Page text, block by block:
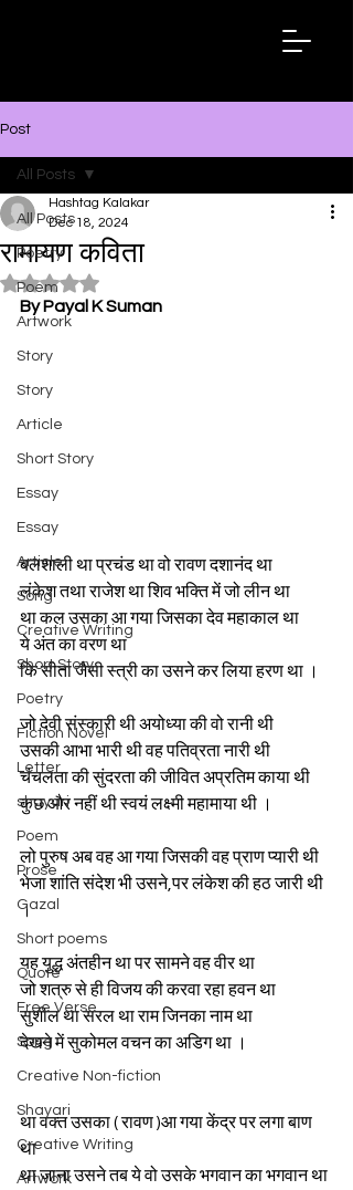
Post
All Posts
Poetry
Poem
Artwork
Story
Story
Article
Short Story
Essay
Essay
Article
Song
Creative Writing
Short Story
Poetry
Fiction Novel
Letter
shayari
Poem
Prose
Gazal
Short poems
Quote
Free Verse
Song
Creative Non-fiction
Shayari
Creative Writing
Artwork
All Posts
रामायण कविता
Hashtag Kalakar
Dec 18, 2024
Rated NaN out of 5 stars.
By Payal K Suman
बलशाली था प्रचंड था वो रावण दशानंद था
लंकेश तथा राजेश था शिव भक्ति में जो लीन था
था कल उसका आ गया जिसका देव महाकाल था
ये अंत का वरण था
कि सीता जैसी स्त्री का उसने कर लिया हरण था ।
जो देवी संस्कारी थी अयोध्या की वो रानी थी
उसकी आभा भारी थी वह पतिव्रता नारी थी
चंचलता की सुंदरता की जीवित अप्रतिम काया थी
कुछ और नहीं थी स्वयं लक्ष्मी महामाया थी ।
लो पुरुष अब वह आ गया जिसकी वह प्राण प्यारी थी
भेजा शांति संदेश भी उसने,पर लंकेश की हठ जारी थी
।
यह युद्ध अंतहीन था पर सामने वह वीर था
जो शत्रु से ही विजय की करवा रहा हवन था
सुशील था सरल था राम जिनका नाम था
देखने में सुकोमल वचन का अडिग था ।
था वक्त उसका ( रावण )आ गया केंद्र पर लगा बाण
था
था जाना उसने तब ये वो उसके भगवान का भगवान था